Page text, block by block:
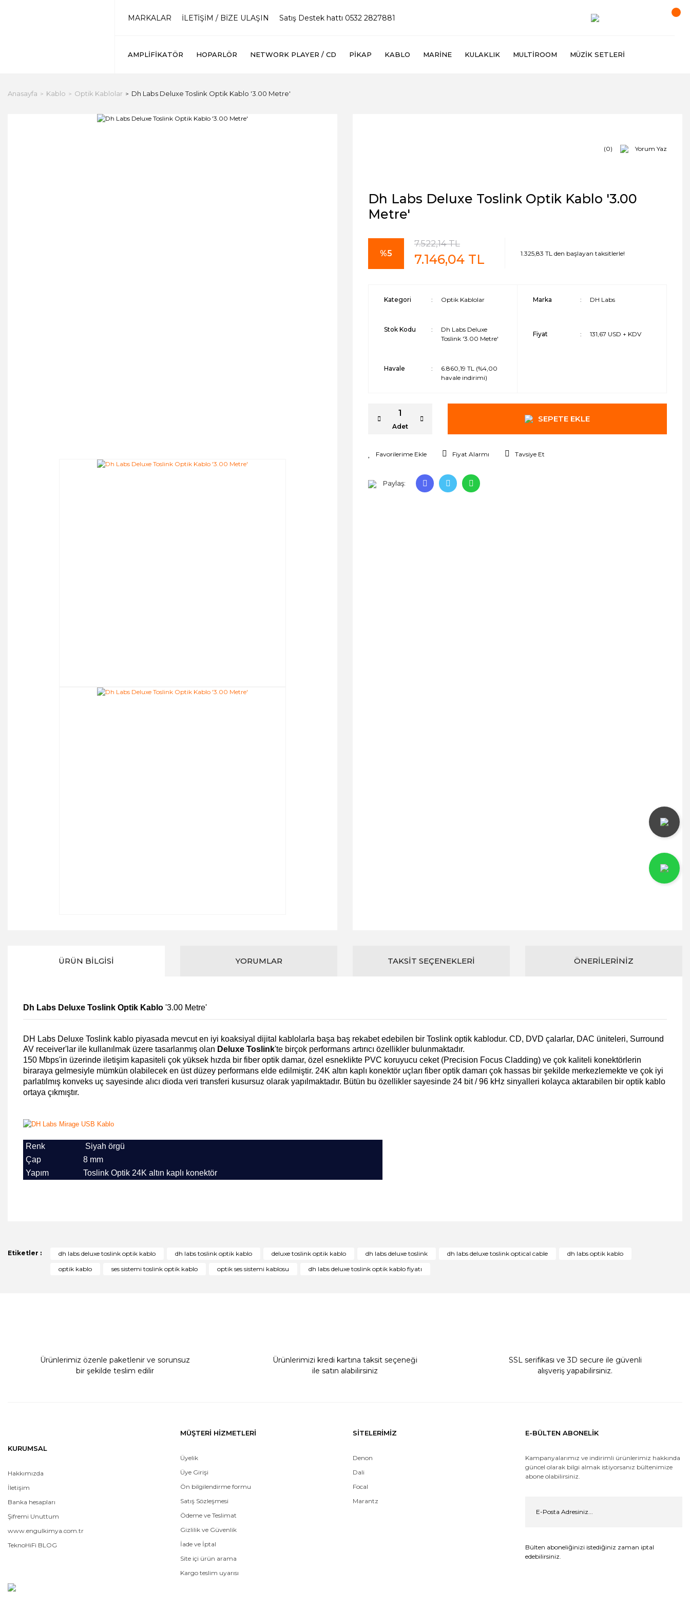
MARKALAR İLETİŞİM / BİZE ULAŞIN Satış Destek hattı 0532 2827881
AMPLIFIKATÖR HOPARLÖR NETWORK PLAYER / CD PIKAP KABLO MARINE KULAKLIK MULTIROOM MÜZIK SETLERI
Anasayfa Kablo Optik Kablolar Dh Labs Deluxe Toslink Optik Kablo '3.00 Metre'
(0) Yorum Yaz
Dh Labs Deluxe Toslink Optik Kablo '3.00
Metre'
%5
7.522,14 TL
7.146,04 TL 1.325,83 TL den başlayan taksitlerle!
Kategori Optik Kablolar Marka DH Labs
Stok Kodu
Dh Labs Deluxe
Toslink '3.00 Metre'
Fiyat 131,67 USD + KDV
Havale
6.860,19 TL (%4,00
havale indirimi)
Adet
SEPETE EKLE
Fiyat Alarmı Tavsiye Et
Paylaş:
ÜRÜN BILGISI YORUMLAR TAKSIT SEÇENEKLERI ÖNERILERINIZ
Dh Labs Deluxe Toslink Optik Kablo '3.00 Metre'
DH Labs Deluxe Toslink kablo piyasada mevcut en iyi koaksiyal dijital kablolarla başa baş rekabet edebilen bir Toslink optik kablodur. CD, DVD çalarlar, DAC üniteleri, Surround
AV receiver'lar ile kullanılmak üzere tasarlanmış olan Deluxe Toslink'te birçok performans artırıcı özellikler bulunmaktadır.
150 Mbps'in üzerinde iletişim kapasiteli çok yüksek hızda bir fiber optik damar, özel esneklikte PVC koruyucu ceket (Precision Focus Cladding) ve çok kaliteli konektörlerin
biraraya gelmesiyle mümkün olabilecek en üst düzey performans elde edilmiştir. 24K altın kaplı konektör uçları fiber optik damarı çok hassas bir şekilde merkezlemekte ve çok iyi
parlatılmış konveks uç sayesinde alıcı dioda veri transferi kusursuz olarak yapılmaktadır. Bütün bu özellikler sayesinde 24 bit / 96 kHz sinyalleri kolayca aktarabilen bir optik kablo
ortaya çıkmıştır.
Renk
Siyah örgü
Çap
8 mm
Yapım
Toslink Optik 24K altın kaplı konektör
Yorum Yaz
Ürün bilgilerinde hatalar bulunuyor.
Gönder
Etiketler : dh labs deluxe toslink optik kablo dh labs toslink optik kablo deluxe toslink optik kablo dh labs deluxe toslink dh labs deluxe toslink optical cable
dh labs optik kablo
optik kablo
ses sistemi toslink optik kablo optik ses sistemi kablosu dh labs deluxe toslink optik kablo fiyatı
Ürünlerimiz özenle paketlenir ve sorunsuz
bir şekilde teslim edilir
Ürünlerimizi kredi kartına taksit seçeneği
ile satın alabilirsiniz
SSL serifikası ve 3D secure ile güvenli
alışveriş yapabilirsiniz.
KURUMSAL
Hakkımızda
İletişim
Banka hesapları
Şifremi Unuttum
www.engulkimya.com.tr
TeknoHiFi BLOG
MÜŞTERİ HİZMETLERİ
Üyelik
Üye Girişi
Ön bilgilendirme formu
Satış Sözleşmesi
Ödeme ve Teslimat
Gizlilik ve Güvenlik
İade ve İptal
Site içi ürün arama
Kargo teslim uyarısı
SİTELERİMİZ
Denon
Dali
Focal
Marantz
E-BÜLTEN ABONELİK
Kampanyalarımız ve indirimli ürünlerimiz hakkında
güncel olarak bilgi almak istiyorsanız bültenimize
abone olabilirsiniz.
Bülten aboneliğinizi istediğiniz zaman iptal
edebilirsiniz.